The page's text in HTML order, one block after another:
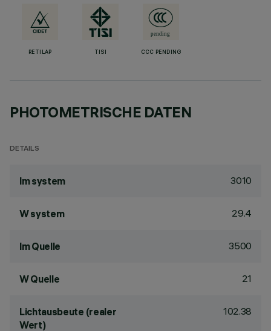
RETILAP TISI CCC PENDING
PHOTOMETRISCHE DATEN
DETAILS
lm system 3010
W system 29.4
lm Quelle 3500
W Quelle 21
Lichtausbeute (realer
Wert)
102.38